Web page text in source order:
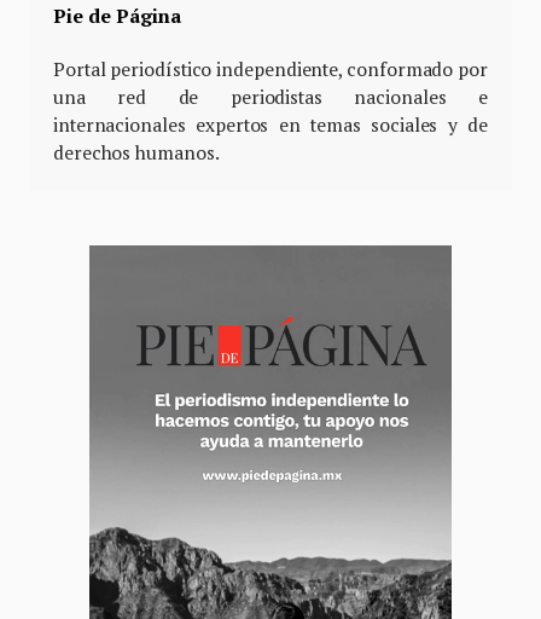
Pie de Página
Portal periodístico independiente, conformado por
una red de periodistas nacionales e
internacionales expertos en temas sociales y de
derechos humanos.